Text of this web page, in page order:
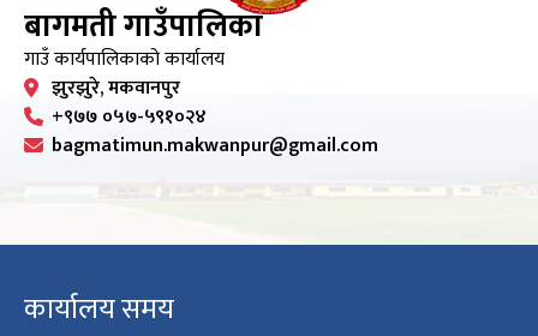
बागमती गाउँपालिका
गाउँ कार्यपालिकाको कार्यालय
झुरझुरे, मकवानपुर
+९७७ ०५७-५९१०२४
bagmatimun.makwanpur@gmail.com
कार्यालय समय